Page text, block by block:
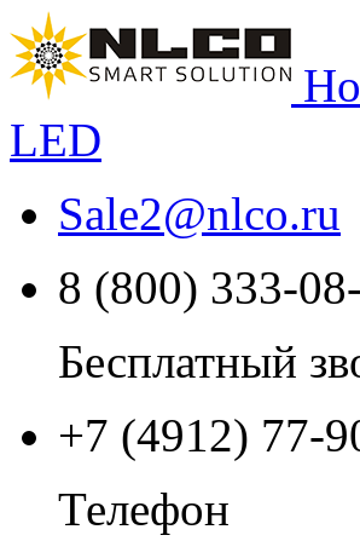
LED
Sale2@nlco.ru
8 (800) 333-
Бесплатный
+7 (4912) 77-
Телефон